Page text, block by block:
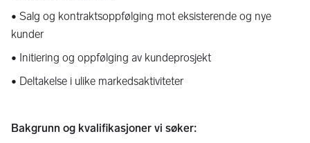
• Salg og kontraktsoppfølging mot eksisterende og nye
kunder
• Initiering og oppfølging av kundeprosjekt
• Deltakelse i ulike markedsaktiviteter
Bakgrunn og kvalifikasjoner vi søker: